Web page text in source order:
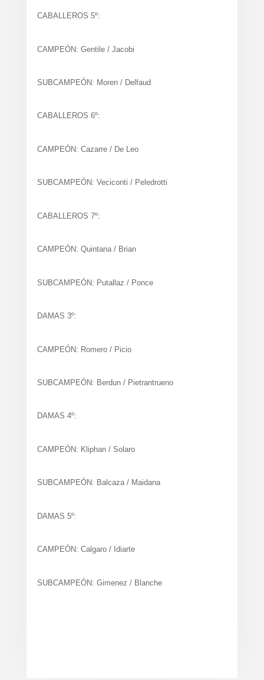
CABALLEROS 5º:
CAMPEÓN: Gentile / Jacobi
SUBCAMPEÓN: Moren / Delfaud
CABALLEROS 6º:
CAMPEÓN: Cazarre / De Leo
SUBCAMPEÓN: Veciconti / Peledrotti
CABALLEROS 7º:
CAMPEÓN: Quintana / Brian
SUBCAMPEÓN: Putallaz / Ponce
DAMAS 3º:
CAMPEÓN: Romero / Picio
SUBCAMPEÓN: Berdun / Pietrantrueno
DAMAS 4º:
CAMPEÓN: Kliphan / Solaro
SUBCAMPEÓN: Balcaza / Maidana
DAMAS 5º:
CAMPEÓN: Calgaro / Idiarte
SUBCAMPEÓN: Gimenez / Blanche